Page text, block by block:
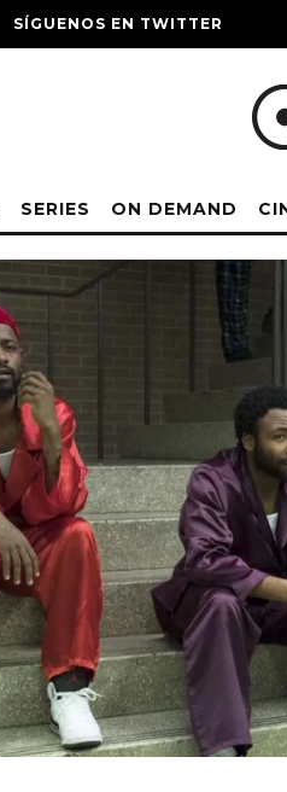
SÍGUENOS EN TWITTER
SERIES ON DEMAND